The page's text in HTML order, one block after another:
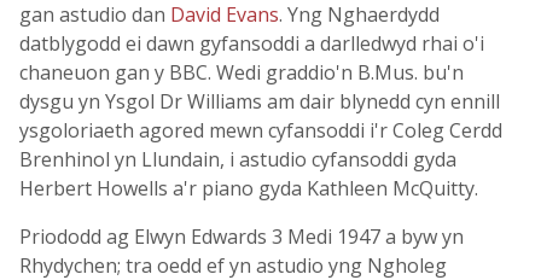
gan astudio dan David Evans. Yng Nghaerdydd
datblygodd ei dawn gyfansoddi a darlledwyd rhai o'i
chaneuon gan y BBC. Wedi graddio'n B.Mus. bu'n
dysgu yn Ysgol Dr Williams am dair blynedd cyn ennill
ysgoloriaeth agored mewn cyfansoddi i'r Coleg Cerdd
Brenhinol yn Llundain, i astudio cyfansoddi gyda
Herbert Howells a'r piano gyda Kathleen McQuitty.
Priododd ag Elwyn Edwards 3 Medi 1947 a byw yn
Rhydychen; tra oedd ef yn astudio yng Ngholeg